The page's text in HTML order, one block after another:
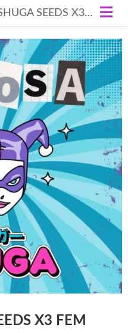
CELOSA – SHUGA SEEDS X3 FEM
X3 FEM